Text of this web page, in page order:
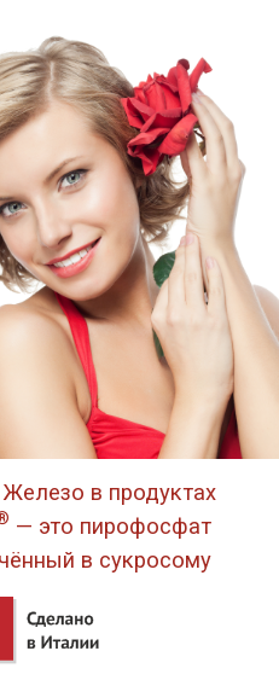
Железо в продуктах
— это пирофосфат
в сукросому